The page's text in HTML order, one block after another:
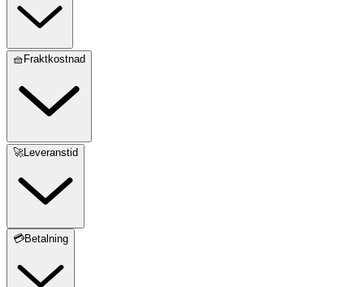
🧺Fraktkostnad
🚀Leveranstid
💳Betalning